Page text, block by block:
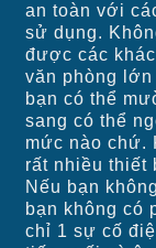
an toàn với
sử dụng.
được các
văn phòng
bạn có thể
sang có thể
mức nào chứ.
rất nhiều thiết
Nếu bạn
bạn không có
chỉ 1 sự cố